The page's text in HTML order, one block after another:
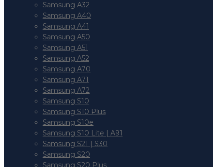
Samsung A32
Samsung A40
Samsung A41
Samsung A50
Samsung A51
Samsung A52
Samsung A70
Samsung A71
Samsung A72
Samsung S10
Samsung S10 Plus
Samsung S10e
Samsung S10 Lite | A91
Samsung S21 | S30
Samsung S20